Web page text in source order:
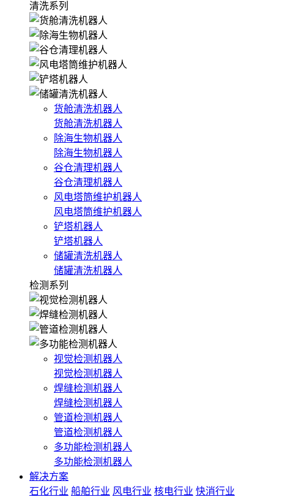
清洗系列
货舱清洗机器人
货舱清洗机器人
除海生物机器人
除海生物机器人
谷仓清理机器人
谷仓清理机器人
风电塔筒维护机器人
风电塔筒维护机器人
铲塔机器人
铲塔机器人
储罐清洗机器人
储罐清洗机器人
检测系列
视觉检测机器人
视觉检测机器人
焊缝检测机器人
焊缝检测机器人
管道检测机器人
管道检测机器人
多功能检测机器人
多功能检测机器人
解决方案
石化行业 船舶行业 风电行业 核电行业 快消行业